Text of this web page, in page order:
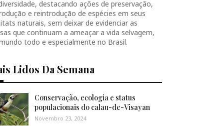
destacando ações de preservação,
e reintrodução de espécies em seus
naturais, sem deixar de evidenciar as
que continuam a ameaçar a vida selvagem,
todo e especialmente no Brasil.
Lidos Da Semana
Conservação, ecologia e status
populacionais do calau-de-Visayan
Novembro 23, 2024